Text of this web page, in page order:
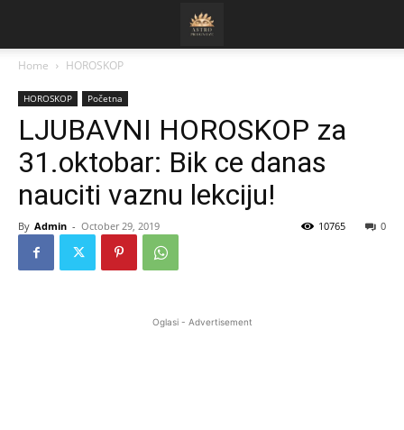
Home HOROSKOP
HOROSKOP Početna
LJUBAVNI HOROSKOP za
31.oktobar: Bik ce danas
nauciti vaznu lekciju!
By Admin - October 29, 2019 0
10765
Oglasi - Advertisement